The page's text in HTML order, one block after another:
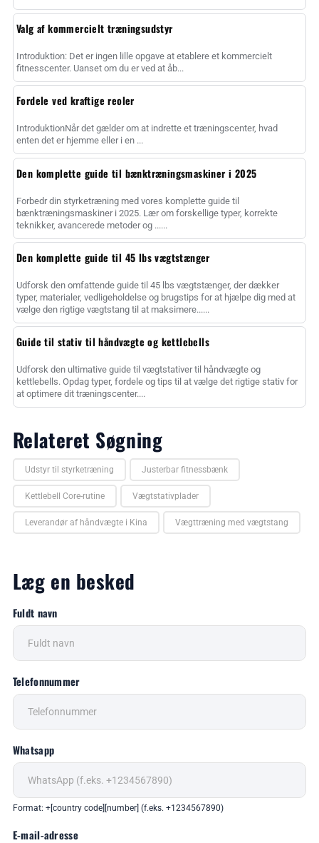
Valg af kommercielt træningsudstyr
Introduktion: Det er ingen lille opgave at etablere et kommercielt
fitnesscenter. Uanset om du er ved at åb...
Fordele ved kraftige reoler
IntroduktionNår det gælder om at indrette et træningscenter, hvad
enten det er hjemme eller i en ...
Den komplette guide til bænktræningsmaskiner i 2025
Forbedr din styrketræning med vores komplette guide til
bænktræningsmaskiner i 2025. Lær om forskellige typer, korrekte
teknikker, avancerede metoder og ......
Den komplette guide til 45 lbs vægtstænger
Udforsk den omfattende guide til 45 lbs vægtstænger, der dækker
typer, materialer, vedligeholdelse og brugstips for at hjælpe dig med at
vælge den rigtige vægtstang til at maksimere......
Guide til stativ til håndvægte og kettlebells
Udforsk den ultimative guide til vægtstativer til håndvægte og
kettlebells. Opdag typer, fordele og tips til at vælge det rigtige stativ for
at optimere dit træningscenter....
Relateret Søgning
Udstyr til styrketræning Justerbar fitnessbænk
Kettlebell Core-rutine Vægtstativplader
Leverandør af håndvægte i Kina Vægttræning med vægtstang
Læg en besked
Fuldt navn
Telefonnummer
Whatsapp
Format: +[country code][number] (f.eks. +1234567890)
E-mail-adresse